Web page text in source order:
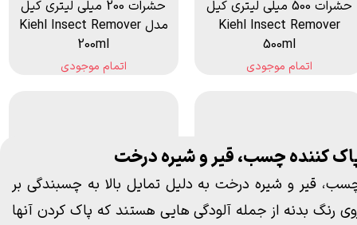
حشرات 500 میلی لیتری کیل
Kiehl Insect Remover
500ml
اتمام موجودی
حشرات 200 میلی لیتری کیل
مدل Kiehl Insect Remover
200ml
اتمام موجودی
کننده چسب، قیر و شیره درخت
قیر و شیره درختبه دلیل تمایل بالا به چسبندگی بر
رنگ بدنه از جمله آلودگی هایی هستند که پاک کردن آنها